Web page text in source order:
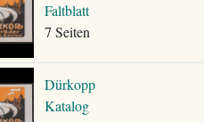
Faltblatt
7 Seiten
Dürkopp
Katalog